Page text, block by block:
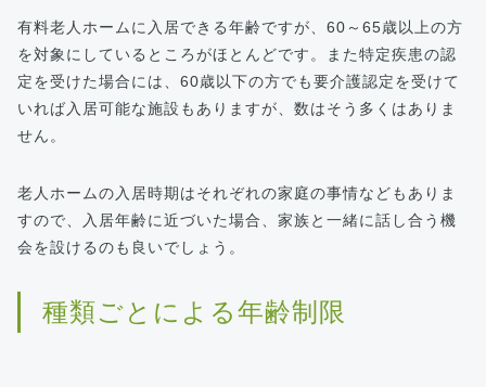
有料老人ホームに入居できる年齢ですが、60～65歳以上の方
を対象にしているところがほとんどです。また特定疾患の認
定を受けた場合には、60歳以下の方でも要介護認定を受けて
いれば入居可能な施設もありますが、数はそう多くはありま
せん。
老人ホームの入居時期はそれぞれの家庭の事情などもありま
すので、入居年齢に近づいた場合、家族と一緒に話し合う機
会を設けるのも良いでしょう。
種類ごとによる年齢制限